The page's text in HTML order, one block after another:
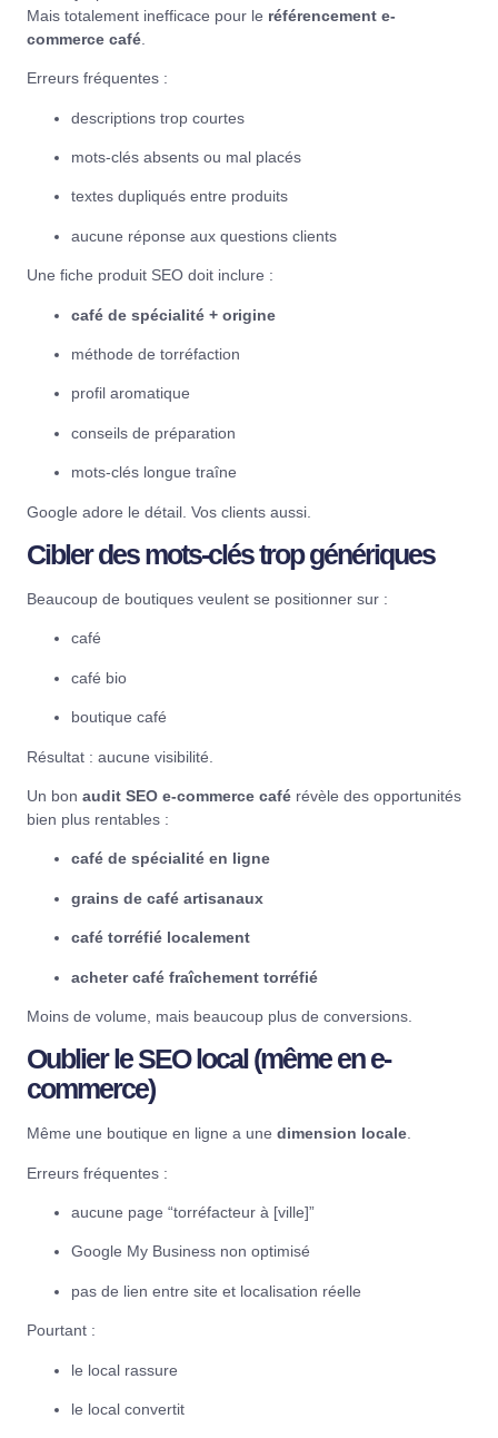
Mais totalement inefficace pour le référencement e-
commerce café
Erreurs fréquentes :
descriptions trop courtes
mots-clés absents ou mal placés
textes dupliqués entre produits
aucune réponse aux questions clients
Une fiche produit SEO doit inclure :
café de spécialité + origine
méthode de torréfaction
profil aromatique
conseils de préparation
mots-clés longue traîne
Google adore le détail. Vos clients aussi.
Cibler des mots-clés trop génériques
Beaucoup de boutiques veulent se positionner sur :
café
café bio
boutique café
Résultat : aucune visibilité.
Un bon audit SEO e-commerce café révèle des opportunités
bien plus rentables :
café de spécialité en ligne
grains de café artisanaux
café torréfié localement
acheter café fraîchement torréfié
Moins de volume, mais beaucoup plus de conversions.
Oublier le SEO local (même en e-
commerce)
Même une boutique en ligne a une dimension locale.
Erreurs fréquentes :
aucune page “torréfacteur à [ville]”
Google My Business non optimisé
pas de lien entre site et localisation réelle
Pourtant :
le local rassure
le local convertit